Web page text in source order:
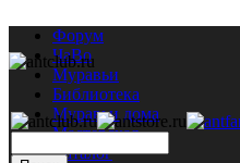
Форум
ЧаВо
Муравьи
Библиотека
Муравьи дома
Мастерская
Каталог